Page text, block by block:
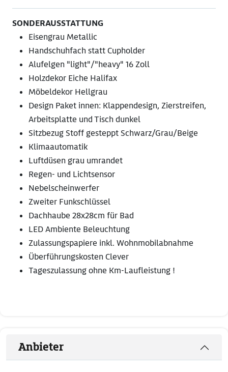
SONDERAUSSTATTUNG
Eisengrau Metallic
Handschuhfach statt Cupholder
Alufelgen "light"/"heavy" 16 Zoll
Holzdekor Eiche Halifax
Möbeldekor Hellgrau
Design Paket innen: Klappendesign, Zierstreifen,
Arbeitsplatte und Tisch dunkel
Sitzbezug Stoff gesteppt Schwarz/Grau/Beige
Klimaautomatik
Luftdüsen grau umrandet
Regen- und Lichtsensor
Nebelscheinwerfer
Zweiter Funkschlüssel
Dachhaube 28x28cm für Bad
LED Ambiente Beleuchtung
Zulassungspapiere inkl. Wohnmobilabnahme
Überführungskosten Clever
Tageszulassung ohne Km-Laufleistung !
Anbieter